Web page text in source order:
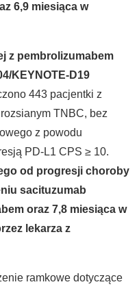
6,9 miesiąca w
z pembrolizumabem
KEYNOTE-D19
443 pacjentki z
TNBC, bez
z powodu
PD-L1 CPS ≥ 10.
od progresji choroby
sacituzumab
oraz 7,8 miesiąca w
lekarza z
ramkowe dotyczące